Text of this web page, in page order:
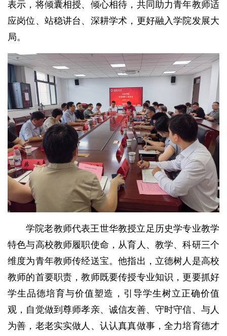
表示，将倾囊相授、倾心相待，共同助力青年教师适
应岗位、站稳讲台、深耕学术，更好融入学院发展大
局。
学院老教师代表王世华教授立足历史学专业教学
特色与高校教师履职使命，从育人、教学、科研三个
维度为青年教师传经送宝。他指出，立德树人是高校
教师的首要职责，教师既要传授专业知识，更要抓好
学生品德培育与价值塑造，引导学生树立正确价值
观，自觉做到尊师孝亲、诚信友善、守时守信、与人
为善，老老实实做人、认认真真做事，全力培育德才